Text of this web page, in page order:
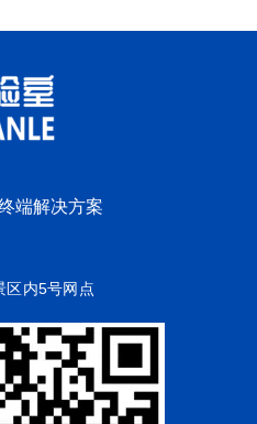
端解决方案
区内5号网点